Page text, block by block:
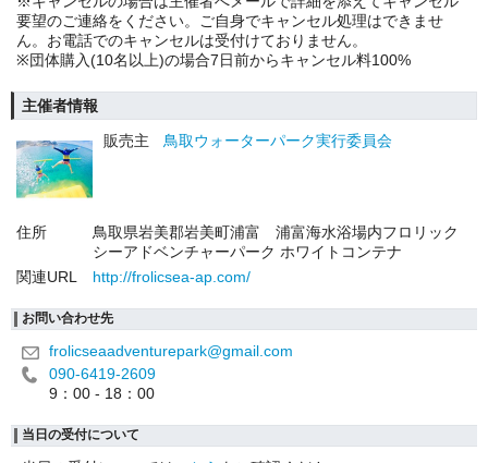
要望のご連絡をください。ご自身でキャンセル処理はできませ
ん。お電話でのキャンセルは受付けておりません。
※団体購入(10名以上)の場合7日前からキャンセル料100%
主催者情報
販売主
鳥取ウォーターパーク実行委員会
住所
鳥取県岩美郡岩美町浦富 浦富海水浴場内フロリック
シーアドベンチャーパーク ホワイトコンテナ
関連URL
http://frolicsea-ap.com/
お問い合わせ先
frolicseaadventurepark@gmail.com
090-6419-2609
9：00 - 18：00
当日の受付について